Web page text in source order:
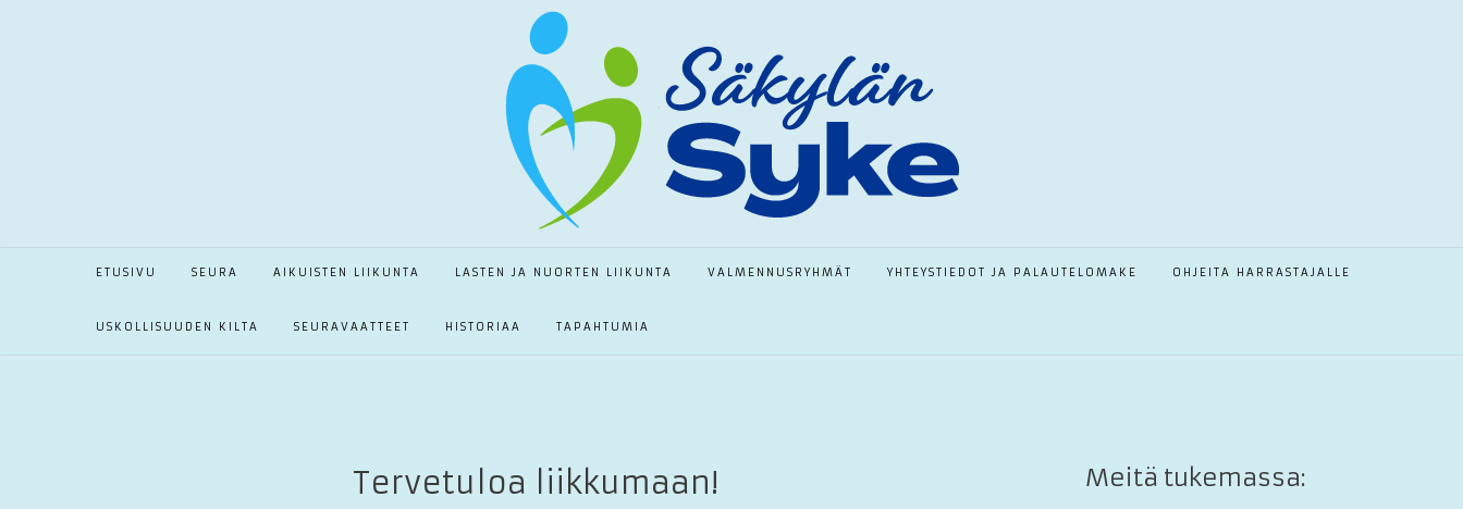
ETUSIVU SEURA AIKUISTEN LIIKUNTA LASTEN JA NUORTEN LIIKUNTA VALMENNUSRYHMÄT YHTEYSTIEDOT JA PALAUTELOMAKE OHJEITA HARRASTAJALLE
USKOLLISUUDEN KILTA SEURAVAATTEET HISTORIAA TAPAHTUMIA
Tervetuloa liikkumaan!
Meitä tukemassa: